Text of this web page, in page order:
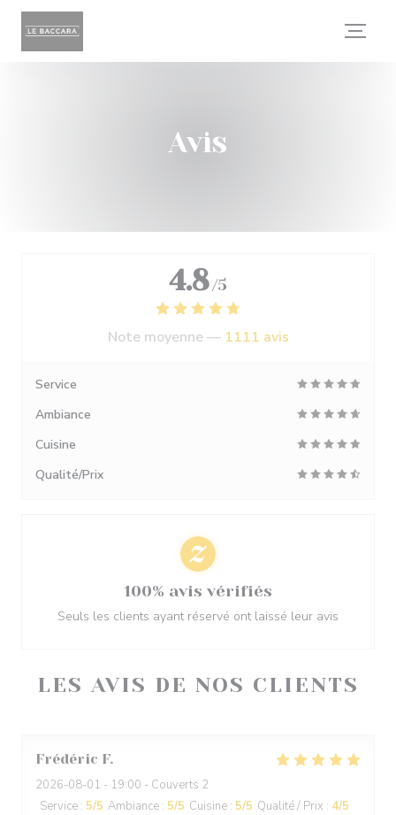
Personnalisation de vos choix en matière de cookies
Avis
LES AVIS DE NOS CLIENTS
Frédéric F
2026-08-01 - 19:00 - Couverts 2
Service : 5/5 Ambiance : 5/5 Cuisine : 5/5 Qualité / Prix : 4/5
4.8 /5
Note moyenne — 1111 avis
Service
Ambiance
Cuisine
Qualité/Prix
100% avis vérifiés
Seuls les clients ayant réservé ont laissé leur avis